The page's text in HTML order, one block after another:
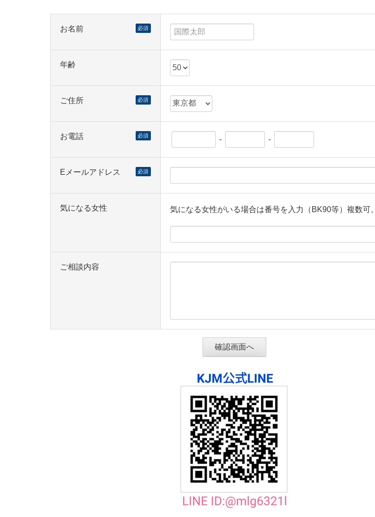
お名前 必須
年齢
ご住所 必須
お電話 必須 - -
Eメールアドレス 必須
気になる女性 気になる女性がいる場合は番号を入力（BK90等）複数可。
ご相談内容